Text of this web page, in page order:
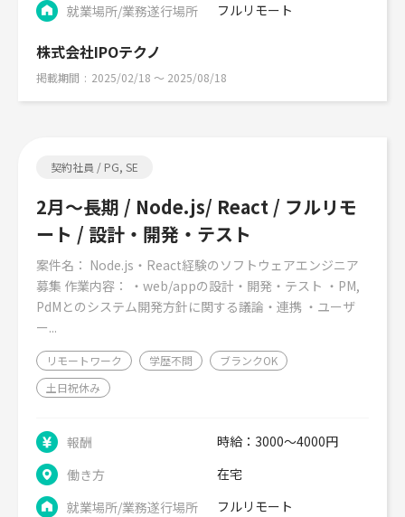
就業場所/業務遂行場所
フルリモート
株式会社IPOテクノ
掲載期間 2025/02/18 〜 2025/08/18
契約社員 / PG, SE
2月～長期 / Node.js/ React / フルリモ
ート / 設計・開発・テスト
案件名： Node.js・React経験のソフトウェアエンジニア
募集 作業内容： ・web/appの設計・開発・テスト ・PM,
PdMとのシステム開発方針に関する議論・連携 ・ユーザ
ー...
リモートワーク 学歴不問
ブランクOK
土日祝休み
報酬
時給：3000～4000円
働き方
在宅
就業場所/業務遂行場所
フルリモート